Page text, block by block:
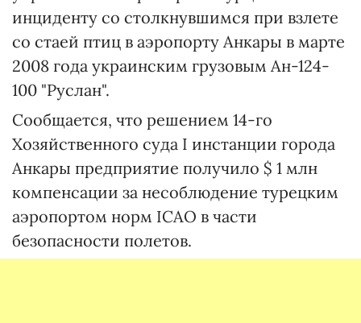
инциденту со столкнувшимся при взлете
со стаей птиц в аэропорту Анкары в марте
2008 года украинским грузовым Ан-124-
100 "Руслан".
Сообщается, что решением 14-го
Хозяйственного суда I инстанции города
Анкары предприятие получило $ 1 млн
компенсации за несоблюдение турецким
аэропортом норм ICAO в части
безопасности полетов.